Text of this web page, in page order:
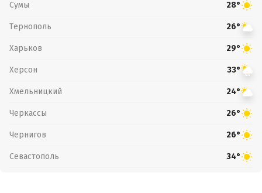
Сумы 28°
Тернополь 26°
Харьков 29°
Херсон 33°
Хмельницкий 24°
Черкассы 26°
Чернигов 26°
Севастополь 34°